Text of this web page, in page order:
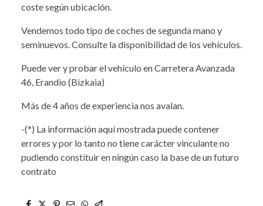
coste según ubicación.
Vendemos todo tipo de coches de segunda mano y
seminuevos. Consulte la disponibilidad de los vehículos.
Puede ver y probar el vehículo en Carretera Avanzada
46, Erandio (Bizkaia)
Más de 4 años de experiencia nos avalan.
-(*) La información aquí mostrada puede contener
errores y por lo tanto no tiene carácter vinculante no
pudiendo constituir en ningún caso la base de un futuro
contrato